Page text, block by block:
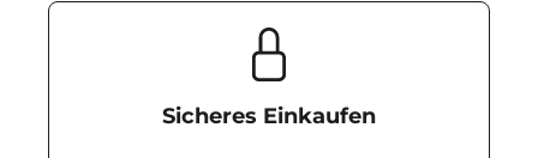
Sicheres Einkaufen